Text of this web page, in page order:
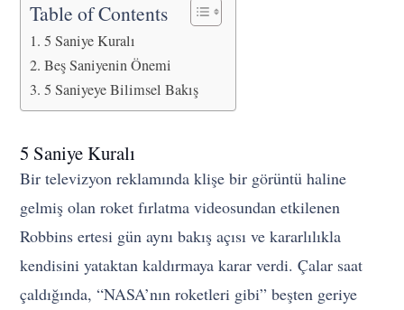
Table of Contents
5 Saniye Kuralı
Beş Saniyenin Önemi
5 Saniyeye Bilimsel Bakış
5 Saniye Kuralı
Bir televizyon reklamında klişe bir görüntü haline
gelmiş olan roket fırlatma videosundan etkilenen
Robbins ertesi gün aynı bakış açısı ve kararlılıkla
kendisini yataktan kaldırmaya karar verdi. Çalar saat
çaldığında, “NASA’nın roketleri gibi” beşten geriye